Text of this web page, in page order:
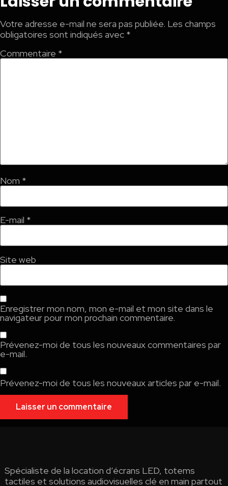
Votre adresse e-mail ne sera pas publiée. Les champs
obligatoires sont indiqués avec *
Commentaire *
Nom *
E-mail *
Site web
Enregistrer mon nom, mon e-mail et mon site dans le
navigateur pour mon prochain commentaire.
Prévenez-moi de tous les nouveaux commentaires par
e-mail.
Prévenez-moi de tous les nouveaux articles par e-mail.
Spécialiste de la location d’écrans LED, totems
tactiles et solutions audiovisuelles clé en main partout